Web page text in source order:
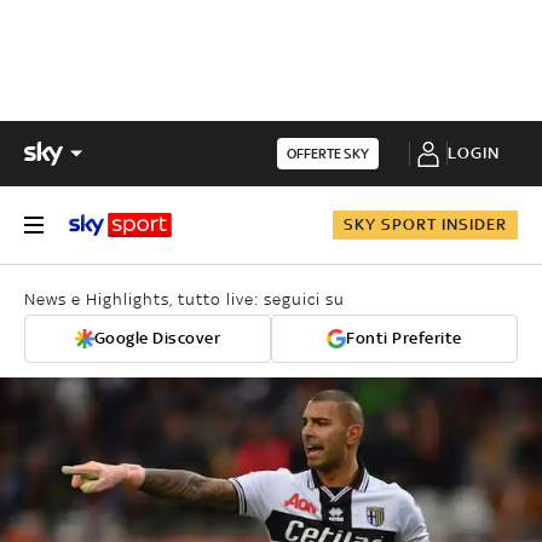
OFFERTE SKY LOGIN
SKY SPORT INSIDER
News e Highlights, tutto live: seguici su
Google Discover Fonti Preferite